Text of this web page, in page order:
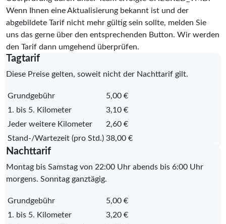
Wenn Ihnen eine Aktualisierung bekannt ist und der
abgebildete Tarif nicht mehr gültig sein sollte, melden Sie
uns das gerne über den entsprechenden Button. Wir werden
den Tarif dann umgehend überprüfen.
Tagtarif
Diese Preise gelten, soweit nicht der Nachttarif gilt.
Grundgebühr
5,00 €
1. bis 5. Kilometer
3,10 €
Jeder weitere Kilometer
2,60 €
Stand-/Wartezeit (pro Std.) 38,00 €
Nachttarif
Montag bis Samstag von 22:00 Uhr abends bis 6:00 Uhr
morgens. Sonntag ganztägig.
Grundgebühr
5,00 €
1. bis 5. Kilometer
3,20 €